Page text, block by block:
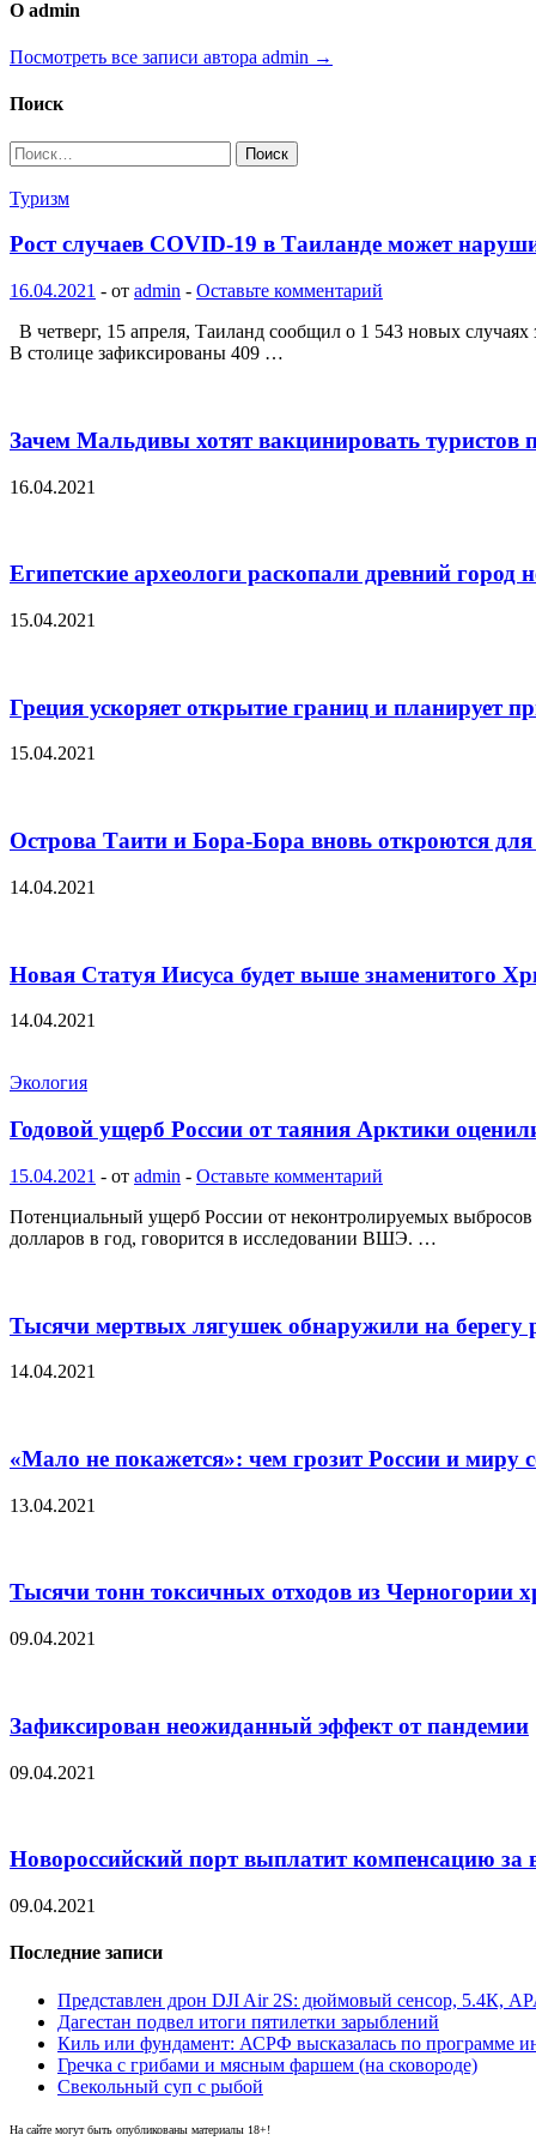
О admin
Посмотреть все записи автора admin →
Поиск
Найти:
Туризм
Рост случаев COVID-19 в Таиланде может
16.04.2021 - от admin - Оставьте комментарий
В четверг, 15 апреля, Таиланд сообщил о 1 543 новых
В столице зафиксированы 409 …
Зачем Мальдивы хотят вакцинировать туристов
16.04.2021
Египетские археологи раскопали древний город
15.04.2021
Греция ускоряет открытие границ и планирует
15.04.2021
Острова Таити и Бора-Бора вновь откроются для
14.04.2021
Новая Статуя Иисуса будет выше знаменитого
14.04.2021
Экология
Годовой ущерб России от таяния Арктики
15.04.2021 - от admin - Оставьте комментарий
Потенциальный ущерб России от неконтролируемых выбросов
долларов в год, говорится в исследовании ВШЭ. …
Тысячи мертвых лягушек обнаружили на берегу
14.04.2021
«Мало не покажется»: чем грозит России и миру
13.04.2021
Тысячи тонн токсичных отходов из Черногории
09.04.2021
Зафиксирован неожиданный эффект от пандемии
09.04.2021
Новороссийский порт выплатит компенсацию
09.04.2021
Последние записи
Представлен дрон DJI Air 2S: дюймовый сенсор, 5.4К,
Дагестан подвел итоги пятилетки зарыблений
Киль или фундамент: АСРФ высказалась по программе
Гречка с грибами и мясным фаршем (на сковороде)
Свекольный суп с рыбой
На сайте могут быть опубликованы материалы 18+!